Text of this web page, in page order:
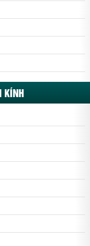
Nhôm Hệ Slim Vĩnh Phúc
KÍNH